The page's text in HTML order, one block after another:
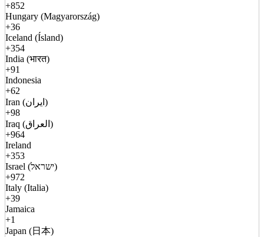
+852
Hungary (Magyarország)
+36
Iceland (Ísland)
+354
India (भारत)
+91
Indonesia
+62
Iran (ایران)
+98
Iraq (العراق)
+964
Ireland
+353
Israel (ישראל)
+972
Italy (Italia)
+39
Jamaica
+1
Japan (日本)